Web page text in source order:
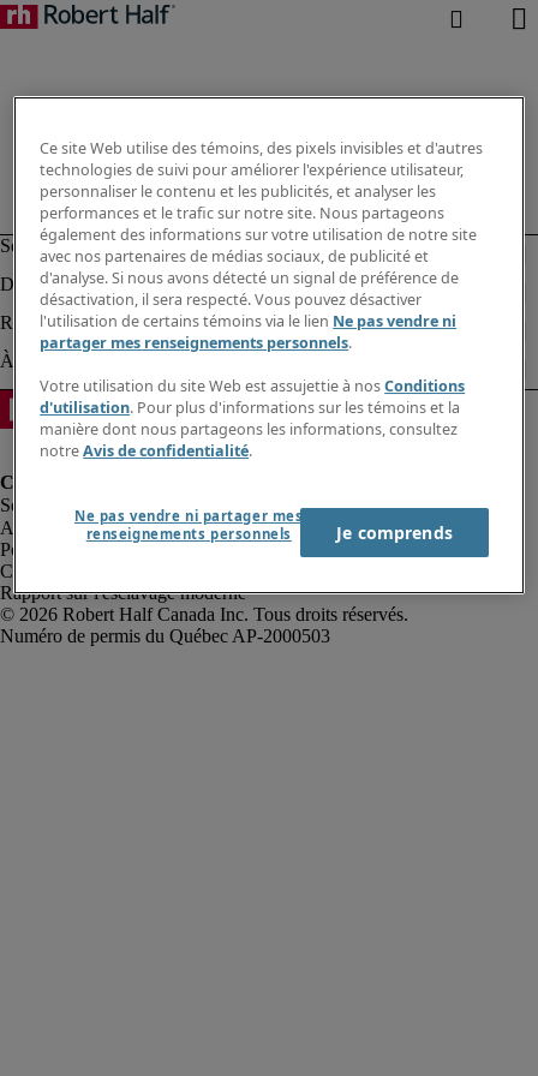
Alerte à la fraude
Politique de confidentialité
Conditions d’utilisation
Rapport sur l'esclavage moderne
Robert Half Canada Inc. Tous droits réservés.
Ce site Web utilise des témoins, des pixels invisibles et d'autres
technologies de suivi pour améliorer l'expérience utilisateur,
personnaliser le contenu et les publicités, et analyser les
performances et le trafic sur notre site. Nous partageons
également des informations sur votre utilisation de notre site
avec nos partenaires de médias sociaux, de publicité et
d'analyse. Si nous avons détecté un signal de préférence de
désactivation, il sera respecté. Vous pouvez désactiver
l'utilisation de certains témoins via le lien Ne pas vendre ni
partager mes renseignements personnels.
Votre utilisation du site Web est assujettie à nosConditions
d'utilisation. Pour plus d'informations sur les témoins et la
manière dont nous partageons les informations, consultez
notreAvis de confidentialité.
Ne pas vendre ni partager mes
renseignements personnels
Je comprends